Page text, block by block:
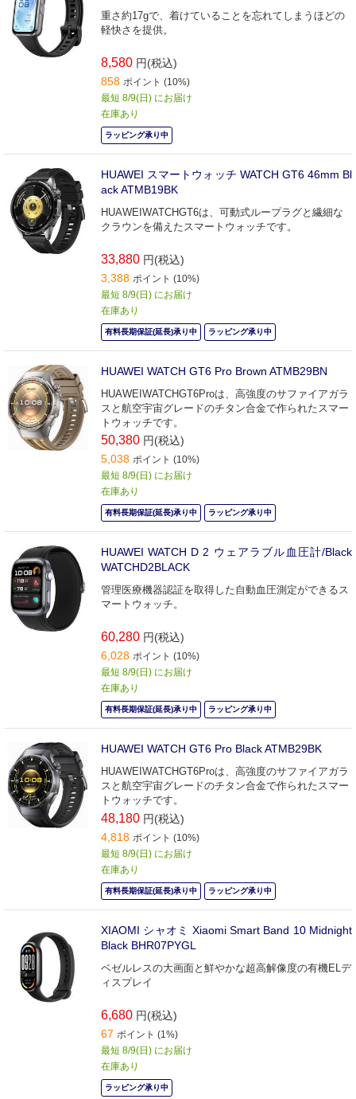
重さ約17gで、着けていることを忘れてしまうほどの
軽快さを提供。
8,580 円(税込)
858 ポイント (10%)
最短 8/9(日) にお届け
在庫あり
ラッピング承り中
HUAWEI スマートウォッチ WATCH GT6 46mm Bl
ack ATMB19BK
HUAWEIWATCHGT6は、可動式ループラグと繊細な
クラウンを備えたスマートウォッチです。
33,880 円(税込)
3,388 ポイント (10%)
最短 8/9(日) にお届け
在庫あり
有料長期保証(延長)承り中 ラッピング承り中
HUAWEI WATCH GT6 Pro Brown ATMB29BN
HUAWEIWATCHGT6Proは、高強度のサファイアガラ
スと航空宇宙グレードのチタン合金で作られたスマー
トウォッチです。
50,380 円(税込)
5,038 ポイント (10%)
最短 8/9(日) にお届け
在庫あり
有料長期保証(延長)承り中 ラッピング承り中
HUAWEI WATCH D 2 ウェアラブル血圧計/Black
WATCHD2BLACK
管理医療機器認証を取得した自動血圧測定ができるス
マートウォッチ。
60,280 円(税込)
6,028 ポイント (10%)
最短 8/9(日) にお届け
在庫あり
有料長期保証(延長)承り中 ラッピング承り中
HUAWEI WATCH GT6 Pro Black ATMB29BK
HUAWEIWATCHGT6Proは、高強度のサファイアガラ
スと航空宇宙グレードのチタン合金で作られたスマー
トウォッチです。
48,180 円(税込)
4,818 ポイント (10%)
最短 8/9(日) にお届け
在庫あり
有料長期保証(延長)承り中 ラッピング承り中
XIAOMI シャオミ Xiaomi Smart Band 10 Midnight
Black BHR07PYGL
ベゼルレスの大画面と鮮やかな超高解像度の有機ELデ
ィスプレイ
6,680 円(税込)
67 ポイント (1%)
最短 8/9(日) にお届け
在庫あり
ラッピング承り中